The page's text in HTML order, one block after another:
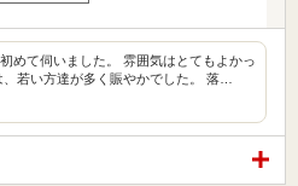
めて伺いました。 雰囲気はとてもよかっ
若い方達が多く賑やかでした。 落…